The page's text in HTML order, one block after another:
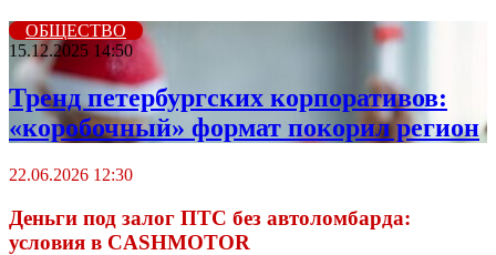
ОБЩЕСТВО
15.12.2025 14:50
Тренд петербургских корпоративов:
«коробочный» формат покорил регион
22.06.2026 12:30
Деньги под залог ПТС без автоломбарда:
условия в CASHMOTOR